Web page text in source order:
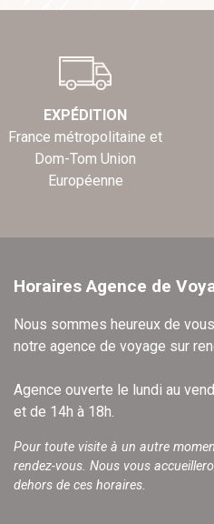
EXPÉDITION
France métropolitaine et
Dom-Tom Union
Européenne
Horaires Agence de
Nous sommes heureux de
notre agence de voyage sur
Agence ouverte le lundi au
et de 14h à 18h.
Pour toute visite à un autre
rendez-vous. Nous vous
dehors de ces horaires.